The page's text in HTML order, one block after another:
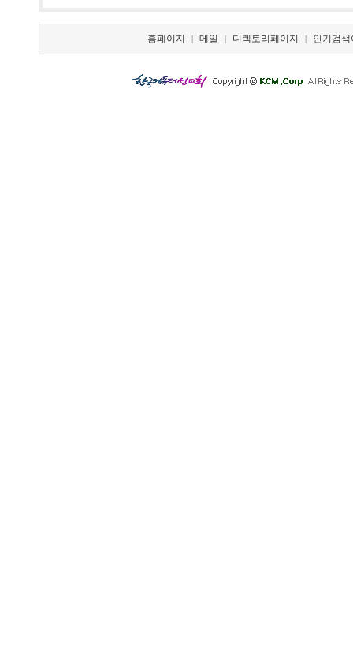
홈페이지 | 메일 | 디렉토리페이지 | 인기검색